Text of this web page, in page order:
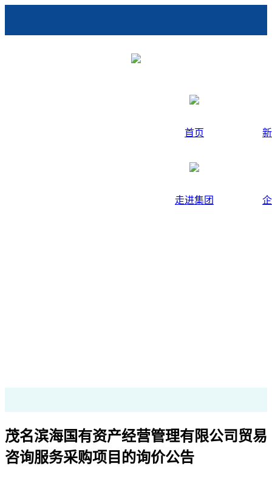
首页
走进集团
茂名滨海国有资产经营管理有限公司贸易
咨询服务采购项目的询价公告